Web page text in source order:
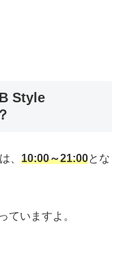
Style
、 10:00～21:00とな
ていますよ。